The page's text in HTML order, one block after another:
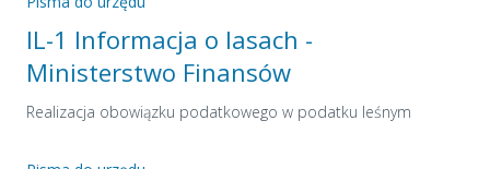
IL-1 Informacja o lasach -
Ministerstwo Finansów
Realizacja obowiązku podatkowego w podatku leśnym